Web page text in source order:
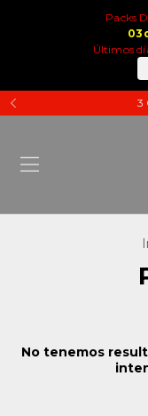
Packs
03
Últimos
3
No tenemos